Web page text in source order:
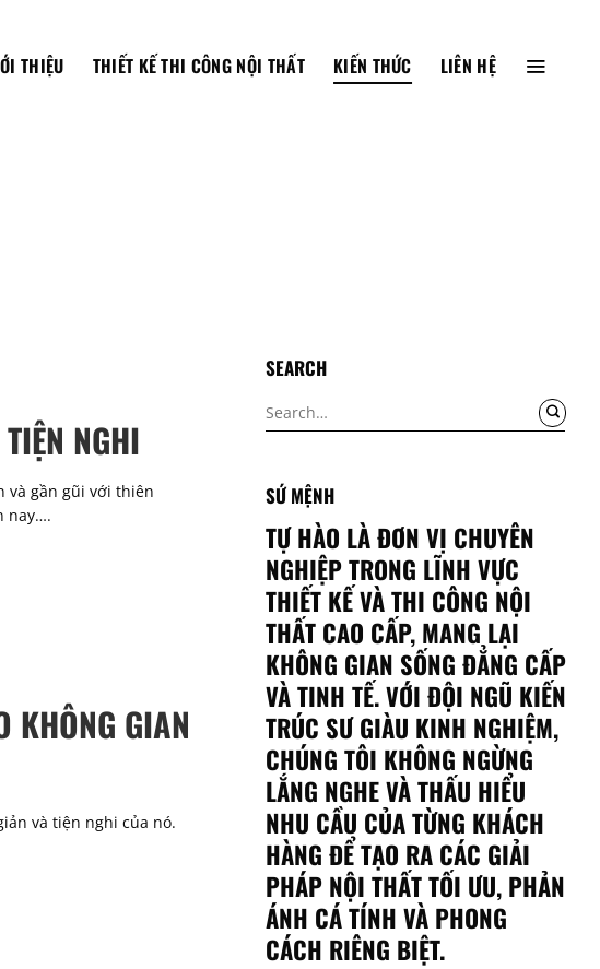
THIỆU THIẾT KẾ THI CÔNG NỘI THẤT KIẾN THỨC LIÊN HỆ
NGHI
và gần gũi với thiên
nay….
KHÔNG GIAN
và tiện nghi của nó.
SEARCH
SỨ MỆNH
TỰ HÀO LÀ ĐƠN VỊ CHUYÊN
NGHIỆP TRONG LĨNH VỰC
THIẾT KẾ VÀ THI CÔNG NỘI
THẤT CAO CẤP, MANG LẠI
KHÔNG GIAN SỐNG ĐẲNG CẤP
VÀ TINH TẾ. VỚI ĐỘI NGŨ KIẾN
TRÚC SƯ GIÀU KINH NGHIỆM,
CHÚNG TÔI KHÔNG NGỪNG
LẮNG NGHE VÀ THẤU HIỂU
NHU CẦU CỦA TỪNG KHÁCH
HÀNG ĐỂ TẠO RA CÁC GIẢI
PHÁP NỘI THẤT TỐI ƯU, PHẢN
ÁNH CÁ TÍNH VÀ PHONG
CÁCH RIÊNG BIỆT.